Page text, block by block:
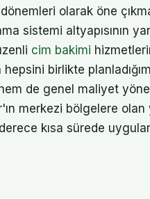
olarak öne
altyapısının yanı
cim bakimi
birlikte
de genel maliyet
merkezi bölgelere olan
kısa sürede